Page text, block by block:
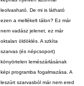
leolvasható. De mi is látható
ezen a mellékelt tálon? Ez már
nem vadász jelenet, ez már
oktalan öldöklés. A szkíta
szarvas (és népcsoport)
könyörtelen lemészárlásának
képi programba fogalmazása. A
leszúrt szarvasból már nem ered